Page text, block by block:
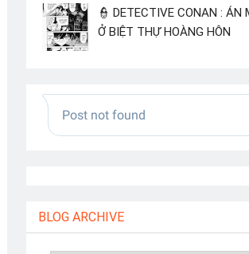
👮 DETECTIVE CONAN : ÁN
Ở BIỆT THỰ HOÀNG HÔN
BLOG ARCHIVE